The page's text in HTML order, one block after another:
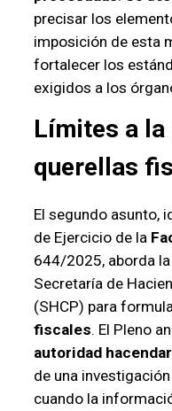
precisar los
imposición de esta
fortalecer los
exigidos a los
Límites a la
querellas
El segundo asunto,
de Ejercicio de la
644/2025, aborda
Secretaría de
(SHCP) para
fiscales. El Pleno
autoridad
de una
cuando la